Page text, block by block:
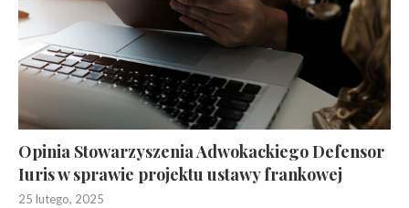
Opinia Stowarzyszenia Adwokackiego Defensor
Iuris w sprawie projektu ustawy frankowej
25 lutego, 2025